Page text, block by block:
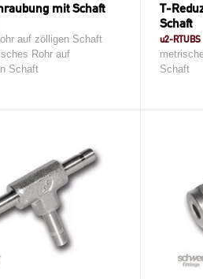
mit Schaft
auf zölligen Schaft
Rohr auf
Schaft
T-
Schaft
u2-RTUBS
Schaft